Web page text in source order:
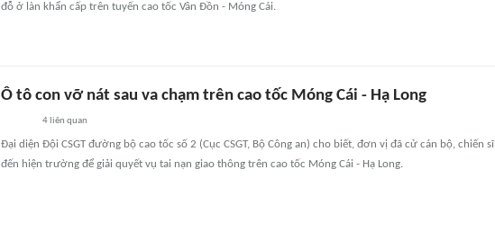
đỗ ở làn khẩn cấp trên tuyến cao tốc Vân Đồn - Móng Cái.
Ô tô con vỡ nát sau va chạm trên cao tốc Móng Cái - Hạ Long
4liên quan
Đại diện Đội CSGT đường bộ cao tốc số 2 (Cục CSGT, Bộ Công an) cho biết, đơn vị đã cử cán bộ, chiến sĩ
đến hiện trường để giải quyết vụ tai nạn giao thông trên cao tốc Móng Cái - Hạ Long.